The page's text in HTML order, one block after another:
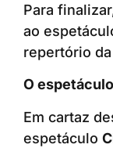
Para
ao
repertório da
O espetáculo
Em cartaz
espetáculo